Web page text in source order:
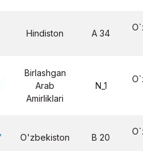
Hindiston A 34
Birlashgan
Arab
Amirliklari
N_1
O'zbekiston B 20